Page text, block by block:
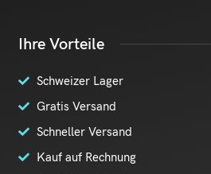
Ihre Vorteile
Schweizer Lager
Gratis Versand
Schneller Versand
Kauf auf Rechnung